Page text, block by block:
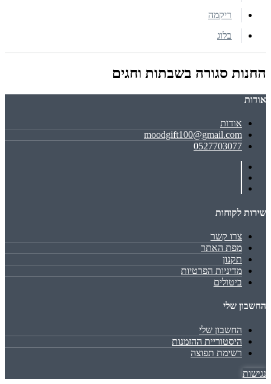
ריקמה
בלוג
החנות סגורה בשבתות וחגים
אודות
אודות
moodgift100@gmail.com
0527703077
שירות לקוחות
צרו קשר
מפת האתר
תקנון
מדיניות הפרטיות
ביטולים
החשבון שלי
החשבון שלי
היסטוריית ההזמנות
רשימת תפוצה
נגישות